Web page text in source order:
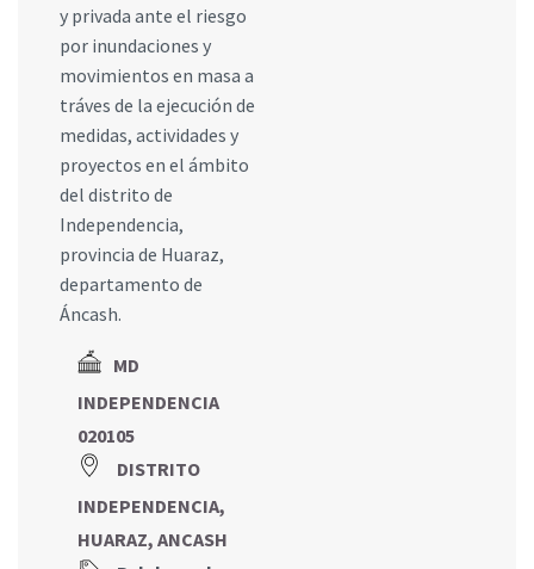
y privada ante el riesgo
por inundaciones y
movimientos en masa a
tráves de la ejecución de
medidas, actividades y
proyectos en el ámbito
del distrito de
Independencia,
provincia de Huaraz,
departamento de
Áncash.
MD
INDEPENDENCIA
020105
DISTRITO
INDEPENDENCIA,
HUARAZ, ANCASH